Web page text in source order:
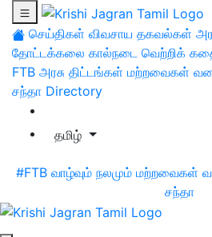
செய்திகள் விவசாய தகவல்கள்
தோட்டக்கலை கால்நடை வெற்றிக்
FTB அரசு திட்டங்கள் மற்றவைகள்
சந்தா Directory
தமிழ்
#FTB வாழ்வும் நலமும் மற்றவைகள்
சந்தா